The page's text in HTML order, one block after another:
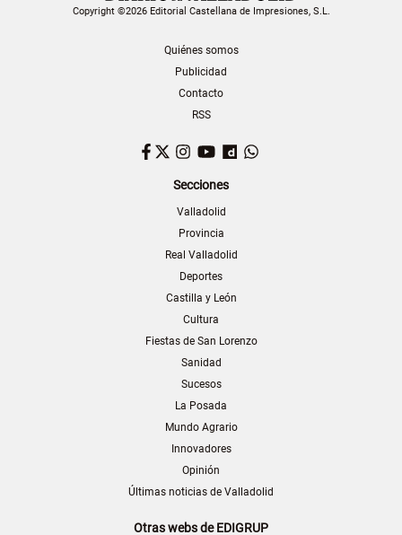
Copyright ©2026 Editorial Castellana de Impresiones, S.L.
Quiénes somos
Publicidad
Contacto
RSS
Facebook
TwitterInstagram
YouTubeDailymotion
Secciones
Valladolid
Provincia
Real Valladolid
Deportes
Castilla y León
Cultura
Fiestas de San Lorenzo
Sanidad
Sucesos
La Posada
Mundo Agrario
Innovadores
Opinión
Últimas noticias de Valladolid
Otras webs de EDIGRUP